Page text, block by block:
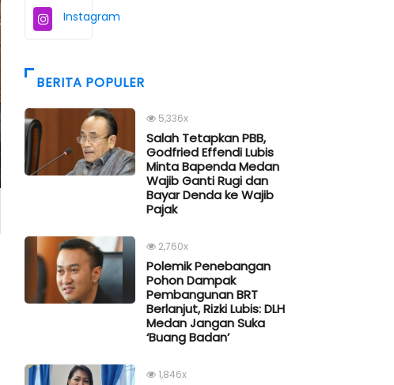
Instagram
BERITA POPULER
5,336x
Salah Tetapkan PBB,
Godfried Effendi Lubis
Minta Bapenda Medan
Wajib Ganti Rugi dan
Bayar Denda ke Wajib
Pajak
2,760x
Polemik Penebangan
Pohon Dampak
Pembangunan BRT
Berlanjut, Rizki Lubis: DLH
Medan Jangan Suka
‘Buang Badan’
1,846x